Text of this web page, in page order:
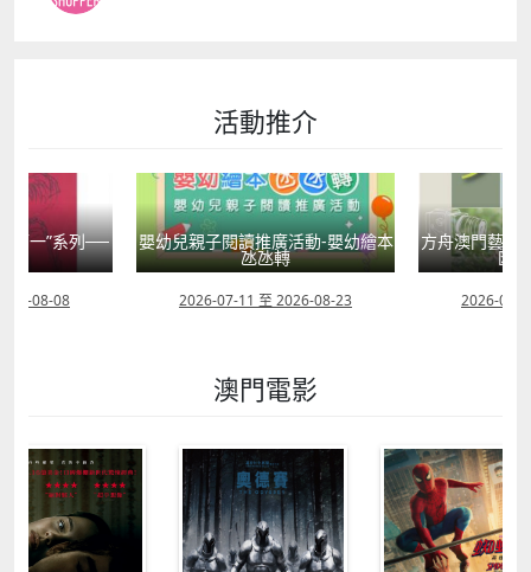
活動推介
第一”系列──
08-08
嬰幼兒親子閱讀推廣活動-嬰幼繪本
氹氹轉
2026-07-11 至 2026-08-23
方舟澳門藝術
匯
2026-08-
澳門電影